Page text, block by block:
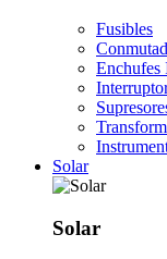
Fusibles
Enchufes
Solar
Solar